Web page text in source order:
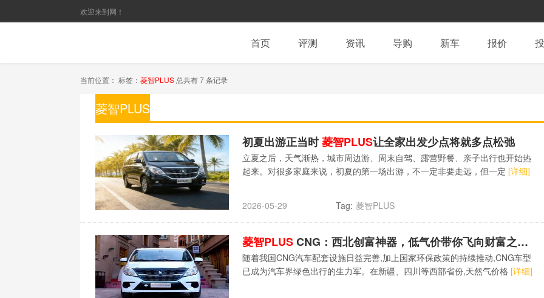
欢迎来到网！
首页 评测 资讯 导购 新车 报价
当前位置： 标签： 菱智PLUS 总共有 7 条记录
菱智PLUS
初夏出游正当时菱智PLUS让全家出发少点将就多点松弛
立夏之后，天气渐热，城市周边游、周末自驾、露营野餐、亲子出行也开始热
起来。对很多家庭来说，初夏的第一场出游，不一定非要走远，但一定 [详细]
2026-05-29 Tag: 菱智PLUS
菱智PLUSCNG：西北创富神器，低气价带你飞向财富之巅！
随着我国CNG汽车配套设施日益完善,加上国家环保政策的持续推动,CNG车型
已成为汽车界绿色出行的生力军。在新疆、四川等西部省份,天然气价格 [详细]